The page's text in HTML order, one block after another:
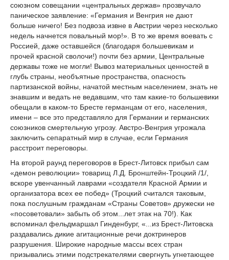
союзном совещании «центральных держав» прозвучало
паническое заявление: «Германия и Венгрия не дают
больше ничего! Без подвоза извне в Австрии через несколько
недель начнется повальный мор!». В то же время воевать с
Россией, даже оставшейся (благодаря большевикам и
прочей красной сволочи!) почти без армии, Центральные
державы тоже не могли! Вывоз материальных ценностей в
глубь страны, необъятные пространства, опасность
партизанской войны, начатой местным населением, знать не
знавшим и ведать не ведавшим, что там какие-то большевики
обещали в каком-то Бресте германцам от его, населения,
имени – все это представляло для Германии и германских
союзников смертельную угрозу. Австро-Венгрия угрожала
заключить сепаратный мир в случае, если Германия
расстроит переговоры.
На второй раунд переговоров в Брест-Литовск прибыл сам
«демон революции» товарищ Л.Д. Бронштейн-Троцкий /1/,
вскоре увенчанный лаврами «создателя Красной Армии и
организатора всех ее побед» (Троцкий считался таковым,
пока послушным гражданам «Страны Советов» дружески не
«посоветовали» забыть об этом...лет этак на 70!). Как
вспоминал фельдмаршал Гинденбург, «...из Брест-Литовска
раздавались дикие агитационные речи доктринеров
разрушения. Широкие народные массы всех стран
призывались этими подстрекателями свергнуть угнетающее